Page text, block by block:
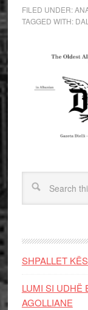
FILED UNDER:
TAGGED WITH:
SHPALLET
LUMI SI UDHË
AGOLLIANE